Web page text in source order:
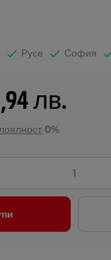
Русе София
лв.
0%